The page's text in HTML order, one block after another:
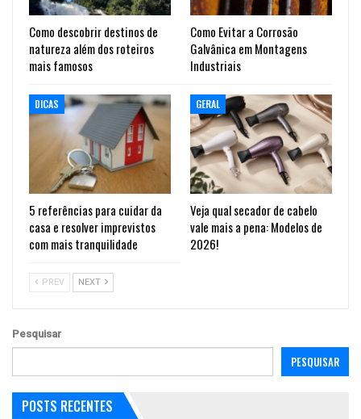
Como descobrir destinos de
natureza além dos roteiros
mais famosos
Como Evitar a Corrosão
Galvânica em Montagens
Industriais
DICAS
5 referências para cuidar da
casa e resolver imprevistos
com mais tranquilidade
GERAL
Veja qual secador de cabelo
vale mais a pena: Modelos de
2026!
PREV NEXT
Pesquisar
PESQUISAR
POSTS RECENTES